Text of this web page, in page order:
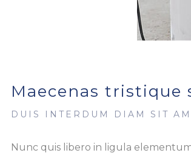
Maecenas tristique
DUIS INTERDUM DIAM SIT
Nunc quis libero in ligula